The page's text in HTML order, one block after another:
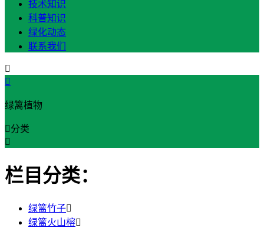
技术知识
科普知识
绿化动态
联系我们


绿篱植物
分类

栏目分类：
绿篱竹子
绿篱火山榕